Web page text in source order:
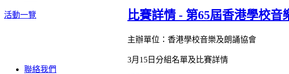
比賽詳情 - 第65屆香港學校音
主辦單位：香港學校音樂及朗誦協會
3月15日分組名單及比賽詳情
活動一覽
聯絡我們